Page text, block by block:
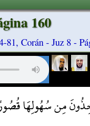
160
81, Corán - Juz 8 -
سُهُولِهَا قُصُورًا